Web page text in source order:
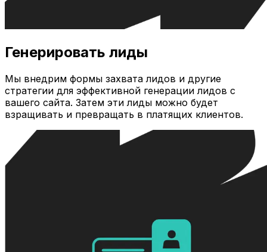
Генерировать лиды
Мы внедрим формы захвата лидов и другие
стратегии для эффективной генерации лидов с
вашего сайта. Затем эти лиды можно будет
взращивать и превращать в платящих клиентов.